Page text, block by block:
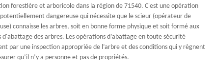
forestière et arboricole dans la région de 71540. C'est une opération
dangereuse qui nécessite que le scieur (opérateur de
connaisse les arbres, soit en bonne forme physique et soit formé aux
d'abattage des arbres. Les opérations d’abattage en toute sécurité
par une inspection appropriée de l’arbre et des conditions qui y règnent
qu’il n’y a personne et pas de propriétés.